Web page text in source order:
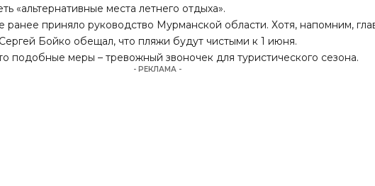
«альтернативные места летнего отдыха».
приняло руководство Мурманской области. Хотя, напомним,
Бойко обещал, что пляжи будут чистыми к 1 июня.
подобные меры – тревожный звоночек для туристического сезона.
- РЕКЛАМА -